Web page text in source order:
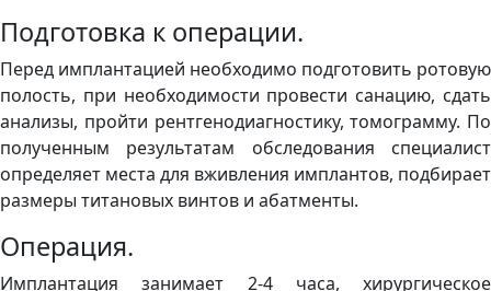
Подготовка к операции.
Перед имплантацией необходимо подготовить ротовую
полость, при необходимости провести санацию, сдать
анализы, пройти рентгенодиагностику, томограмму. По
полученным результатам обследования специалист
определяет места для вживления имплантов, подбирает
размеры титановых винтов и абатменты.
Операция.
Имплантация занимает 2-4 часа, хирургическое